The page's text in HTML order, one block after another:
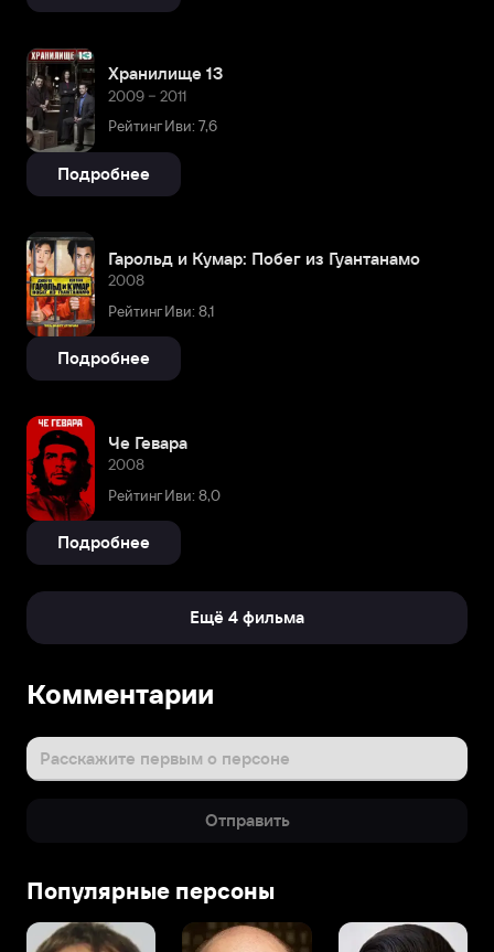
Хранилище 13
2009 – 2011
Рейтинг Иви: 7,6
Подробнее
Гарольд и Кумар: Побег из Гуантанамо
2008
Рейтинг Иви: 8,1
Подробнее
Че Гевара
2008
Рейтинг Иви: 8,0
Подробнее
Ещё 4 фильма
Комментарии
Расскажите первым о персоне
Отправить
Популярные персоны